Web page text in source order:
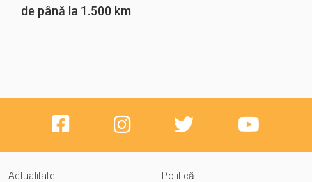
de până la 1.500 km
Actualitate Politică